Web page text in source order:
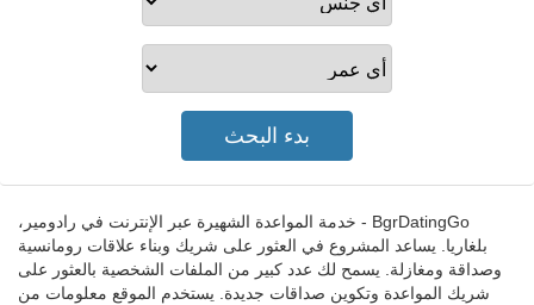
BgrDatingGo - خدمة المواعدة الشهيرة عبر الإنترنت في رادومير،
بلغاريا. يساعد المشروع في العثور على شريك وبناء علاقات رومانسية
وصداقة ومغازلة. يسمح لك عدد كبير من الملفات الشخصية بالعثور على
شريك المواعدة وتكوين صداقات جديدة. يستخدم الموقع معلومات من